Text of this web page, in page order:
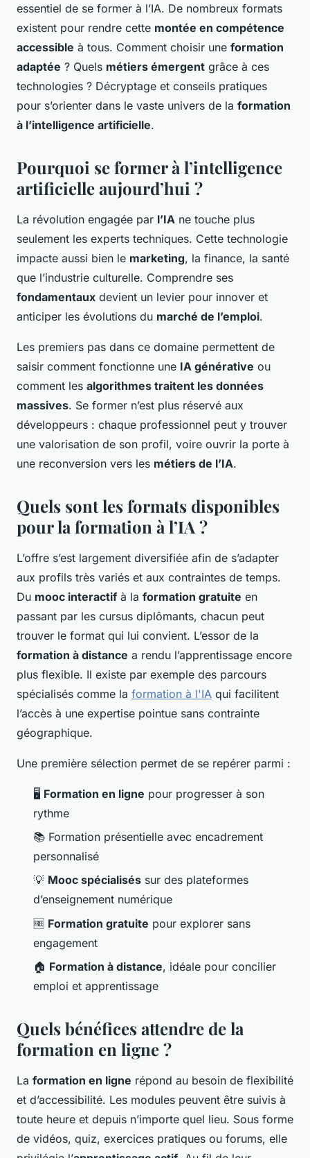
essentiel de se former à l’IA. De nombreux formats
existent pour rendre cette montée en compétence
accessible à tous. Comment choisir une formation
adaptée ? Quels métiers émergent grâce à ces
technologies ? Décryptage et conseils pratiques
pour s’orienter dans le vaste univers de la formation
à l’intelligence artificielle.
Pourquoi se former à l’intelligence
artificielle aujourd’hui ?
La révolution engagée par l’IA ne touche plus
seulement les experts techniques. Cette technologie
impacte aussi bien le marketing, la finance, la santé
que l’industrie culturelle. Comprendre ses
fondamentaux devient un levier pour innover et
anticiper les évolutions du marché de l’emploi.
Les premiers pas dans ce domaine permettent de
saisir comment fonctionne une IA générative ou
comment les algorithmes traitent les données
massives. Se former n’est plus réservé aux
développeurs : chaque professionnel peut y trouver
une valorisation de son profil, voire ouvrir la porte à
une reconversion vers les métiers de l’IA.
Quels sont les formats disponibles
pour la formation à l’IA ?
L’offre s’est largement diversifiée afin de s’adapter
aux profils très variés et aux contraintes de temps.
Du mooc interactif à la formation gratuite en
passant par les cursus diplômants, chacun peut
trouver le format qui lui convient. L’essor de la
formation à distance a rendu l’apprentissage encore
plus flexible. Il existe par exemple des parcours
spécialisés comme la formation à l'IA qui facilitent
l’accès à une expertise pointue sans contrainte
géographique.
Une première sélection permet de se repérer parmi :
🖥️ Formation en ligne pour progresser à son
rythme
📚 Formation présentielle avec encadrement
personnalisé
💡 Mooc spécialisés sur des plateformes
d’enseignement numérique
🆓 Formation gratuite pour explorer sans
engagement
🏠 Formation à distance, idéale pour concilier
emploi et apprentissage
Quels bénéfices attendre de la
formation en ligne ?
La formation en ligne répond au besoin de flexibilité
et d’accessibilité. Les modules peuvent être suivis à
toute heure et depuis n’importe quel lieu. Sous forme
de vidéos, quiz, exercices pratiques ou forums, elle